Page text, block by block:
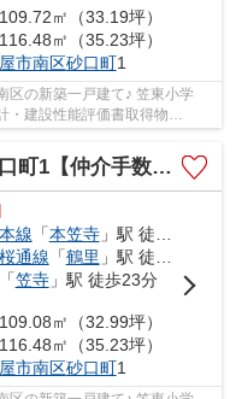
㎡（33.19坪）
㎡（35.23坪）
市南区砂口町1
の新築一戸建て♪ 笠東小学
建設性能評価書取得物
数料無料】新築一戸建て
線 「本笠寺」駅 徒歩14分
通線 「鶴里 」駅 徒歩18分
「笠寺」駅 徒歩23分
㎡（32.99坪）
㎡（35.23坪）
市南区砂口町1